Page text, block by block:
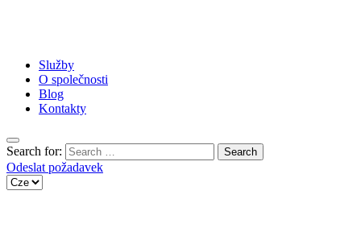
Služby
O společnosti
Blog
Kontakty
Search for:
Odeslat požadavek